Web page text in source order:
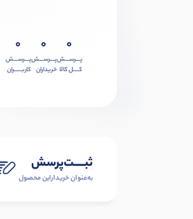
0
پـــرســـش
کــــل کالا
0
پـــرســـش
خریداران
0
پـــرســـش
کاربـــــران
ثبـــــت‌پرسش
به‌عنوان ‌خریدار‌این‌ محصول